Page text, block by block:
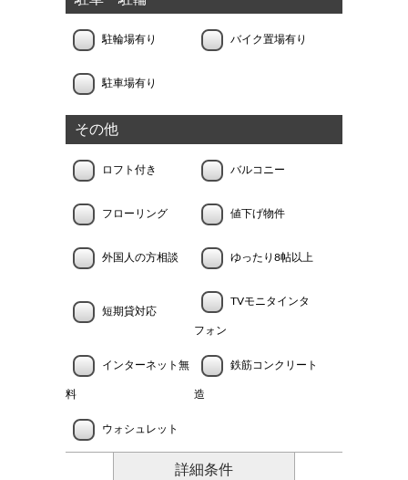
駐輪場有り バイク置場有り
駐車場有り
その他
ロフト付き バルコニー
フローリング 値下げ物件
外国人の方相談 ゆったり8帖以上
短期貸対応
TVモニタインタ
フォン
インターネット無
料
鉄筋コンクリート
造
ウォシュレット